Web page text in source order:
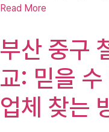
Read More
부산 중구
교: 믿을
업체 찾는